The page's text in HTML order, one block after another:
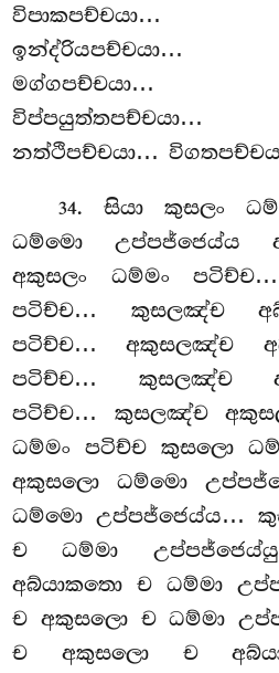
විපාකපච්චයා…
ඉන්ද්රියපච්චයා…
මග්ගපච්චයා…
නත්ථිපච්චයා…
34. සියා කුසලං
ධම්මො උප්පජ්ජෙය්ය
අකුසලං ධම්මං
පටිච්ච… කුසලඤ්ච
පටිච්ච… අකුසලඤ්ච
පටිච්ච… කුසලඤ්ච
පටිච්ච… කුසලඤ්ච
ධම්මං පටිච්ච කුසලො
අකුසලො ධම්මො
ධම්මො උප්පජ්ජෙය්ය…
ච ධම්මා
අබ්යාකතො ච ධම්මා
ච අකුසලො ච ධම්මා
ච අකුසලො ච